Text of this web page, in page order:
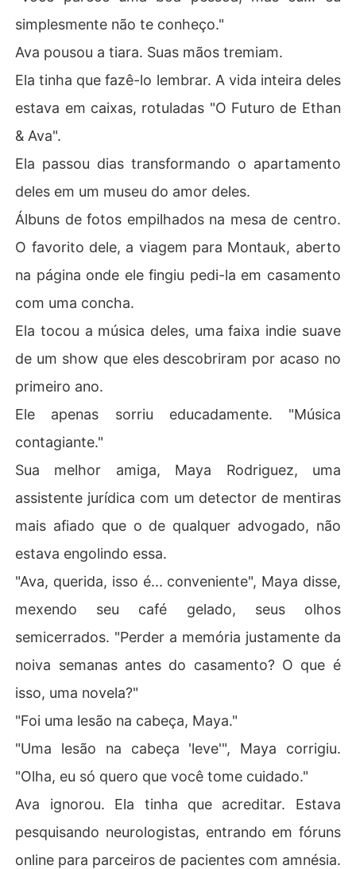
simplesmente não te conheço."
Ava pousou a tiara. Suas mãos tremiam.
Ela tinha que fazê-lo lembrar. A vida inteira deles
estava em caixas, rotuladas "O Futuro de Ethan
& Ava".
Ela passou dias transformando o apartamento
deles em um museu do amor deles.
Álbuns de fotos empilhados na mesa de centro.
O favorito dele, a viagem para Montauk, aberto
na página onde ele fingiu pedi-la em casamento
com uma concha.
Ela tocou a música deles, uma faixa indie suave
de um show que eles descobriram por acaso no
primeiro ano.
Ele apenas sorriu educadamente. "Música
contagiante."
Sua melhor amiga, Maya Rodriguez, uma
assistente jurídica com um detector de mentiras
mais afiado que o de qualquer advogado, não
estava engolindo essa.
"Ava, querida, isso é... conveniente", Maya disse,
mexendo seu café gelado, seus olhos
semicerrados. "Perder a memória justamente da
noiva semanas antes do casamento? O que é
isso, uma novela?"
"Foi uma lesão na cabeça, Maya."
"Uma lesão na cabeça 'leve'", Maya corrigiu.
"Olha, eu só quero que você tome cuidado."
Ava ignorou. Ela tinha que acreditar. Estava
pesquisando neurologistas, entrando em fóruns
online para parceiros de pacientes com amnésia.